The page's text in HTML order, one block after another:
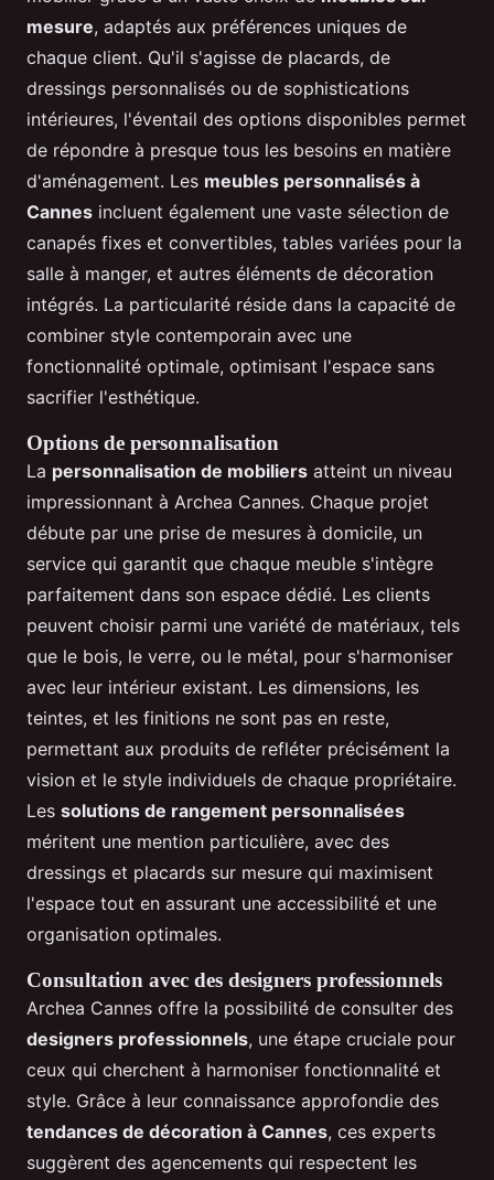
mesure, adaptés aux préférences uniques de
chaque client. Qu'il s'agisse de placards, de
dressings personnalisés ou de sophistications
intérieures, l'éventail des options disponibles permet
de répondre à presque tous les besoins en matière
d'aménagement. Les meubles personnalisés à
Cannes incluent également une vaste sélection de
canapés fixes et convertibles, tables variées pour la
salle à manger, et autres éléments de décoration
intégrés. La particularité réside dans la capacité de
combiner style contemporain avec une
fonctionnalité optimale, optimisant l'espace sans
sacrifier l'esthétique.
Options de personnalisation
La personnalisation de mobiliers atteint un niveau
impressionnant à Archea Cannes. Chaque projet
débute par une prise de mesures à domicile, un
service qui garantit que chaque meuble s'intègre
parfaitement dans son espace dédié. Les clients
peuvent choisir parmi une variété de matériaux, tels
que le bois, le verre, ou le métal, pour s'harmoniser
avec leur intérieur existant. Les dimensions, les
teintes, et les finitions ne sont pas en reste,
permettant aux produits de refléter précisément la
vision et le style individuels de chaque propriétaire.
Les solutions de rangement personnalisées
méritent une mention particulière, avec des
dressings et placards sur mesure qui maximisent
l'espace tout en assurant une accessibilité et une
organisation optimales.
Consultation avec des designers professionnels
Archea Cannes offre la possibilité de consulter des
designers professionnels, une étape cruciale pour
ceux qui cherchent à harmoniser fonctionnalité et
style. Grâce à leur connaissance approfondie des
tendances de décoration à Cannes, ces experts
suggèrent des agencements qui respectent les